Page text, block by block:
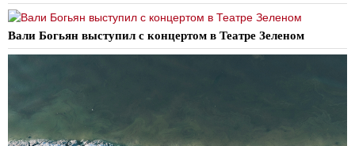
Вали Богьян выступил с концертом в Театре Зеленом